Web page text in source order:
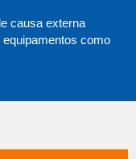
causa externa
como